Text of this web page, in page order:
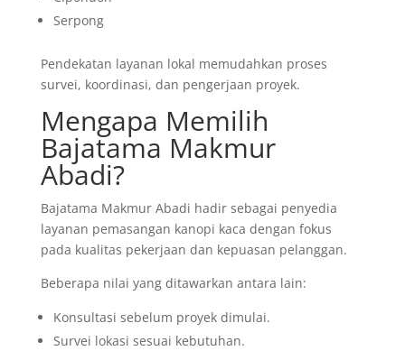
Serpong
Pendekatan layanan lokal memudahkan proses
survei, koordinasi, dan pengerjaan proyek.
Mengapa Memilih
Bajatama Makmur
Abadi?
Bajatama Makmur Abadi hadir sebagai penyedia
layanan pemasangan kanopi kaca dengan fokus
pada kualitas pekerjaan dan kepuasan pelanggan.
Beberapa nilai yang ditawarkan antara lain:
Konsultasi sebelum proyek dimulai.
Survei lokasi sesuai kebutuhan.